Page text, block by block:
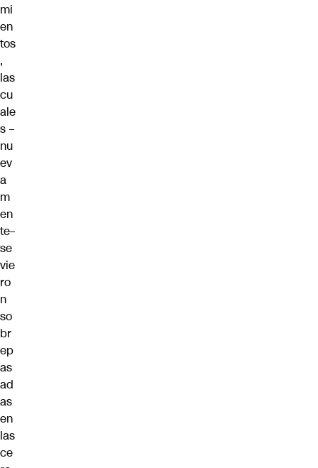
mi
en
tos
,
las
cu
ale
s –
nu
ev
a
m
en
te–
se
vie
ro
n
so
br
ep
as
ad
as
en
las
ce